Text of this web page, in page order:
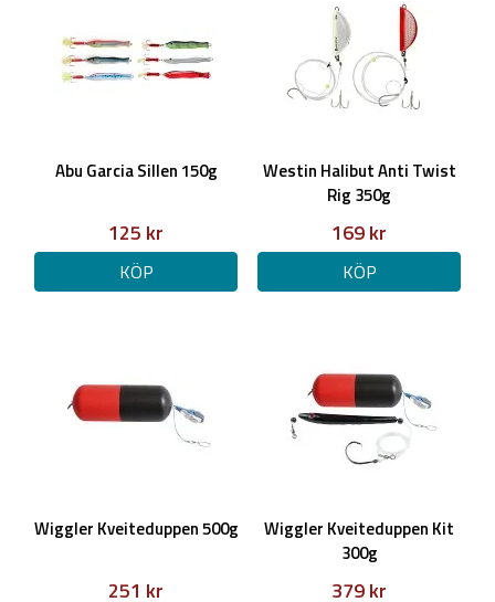
Abu Garcia Sillen 150g
125 kr
KÖP
Westin Halibut Anti Twist
Rig 350g
169 kr
KÖP
Wiggler Kveiteduppen 500g
251 kr
Wiggler Kveiteduppen Kit
300g
379 kr